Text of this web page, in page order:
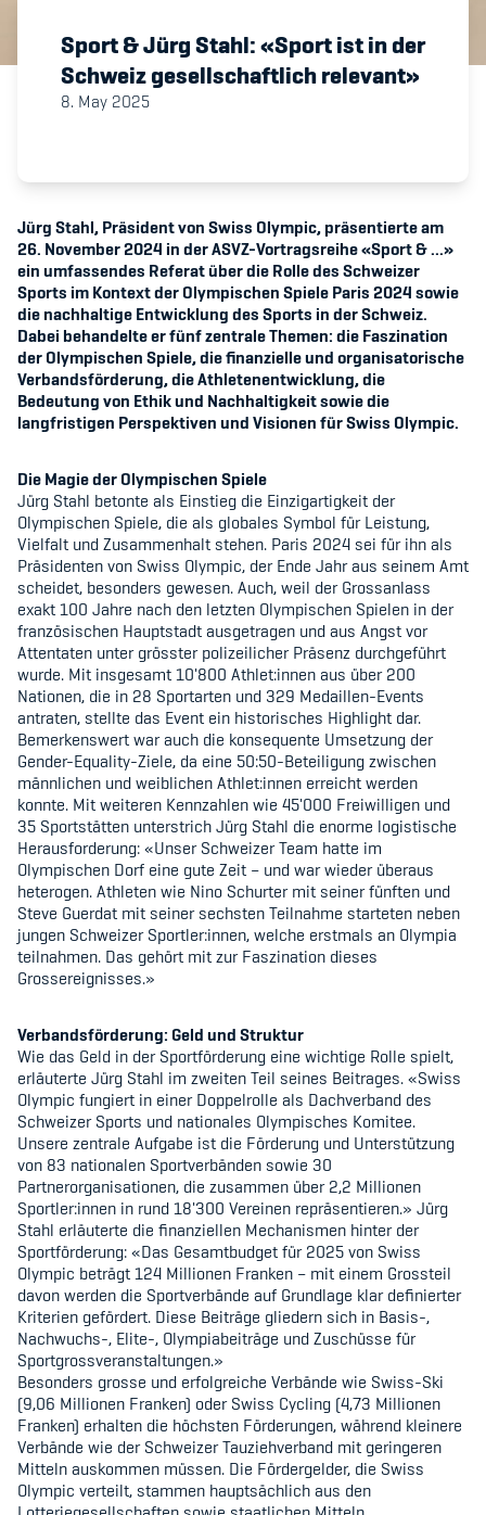
Member's Manual / FAQ
Academy
Blog
Diversität & Inklusion
Kinderbetreuung
Krankenversicherung
Schwangerschaft & Sport
Spitzensport & Studium
Organisation
Team
Offene Stellen
Mitgliedervereine
Sponsoren und Partner
Netzwerk
Sport & Jürg Stahl: «Sport ist in der
Schweiz gesellschaftlich relevant»
8. May 2025
Jürg Stahl, Präsident von Swiss Olympic, präsentierte am
26. November 2024 in der ASVZ-Vortragsreihe «Sport & ...»
ein umfassendes Referat über die Rolle des Schweizer
Sports im Kontext der Olympischen Spiele Paris 2024 sowie
die nachhaltige Entwicklung des Sports in der Schweiz.
Dabei behandelte er fünf zentrale Themen: die Faszination
der Olympischen Spiele, die finanzielle und organisatorische
Verbandsförderung, die Athletenentwicklung, die
Bedeutung von Ethik und Nachhaltigkeit sowie die
langfristigen Perspektiven und Visionen für Swiss Olympic.
Die Magie der Olympischen Spiele
Jürg Stahl betonte als Einstieg die Einzigartigkeit der
Olympischen Spiele, die als globales Symbol für Leistung,
Vielfalt und Zusammenhalt stehen. Paris 2024 sei für ihn als
Präsidenten von Swiss Olympic, der Ende Jahr aus seinem Amt
scheidet, besonders gewesen. Auch, weil der Grossanlass
exakt 100 Jahre nach den letzten Olympischen Spielen in der
französischen Hauptstadt ausgetragen und aus Angst vor
Attentaten unter grösster polizeilicher Präsenz durchgeführt
wurde. Mit insgesamt 10'800 Athlet:innen aus über 200
Nationen, die in 28 Sportarten und 329 Medaillen-Events
antraten, stellte das Event ein historisches Highlight dar.
Bemerkenswert war auch die konsequente Umsetzung der
Gender-Equality-Ziele, da eine 50:50-Beteiligung zwischen
männlichen und weiblichen Athlet:innen erreicht werden
konnte. Mit weiteren Kennzahlen wie 45'000 Freiwilligen und
35 Sportstätten unterstrich Jürg Stahl die enorme logistische
Herausforderung: «Unser Schweizer Team hatte im
Olympischen Dorf eine gute Zeit – und war wieder überaus
heterogen. Athleten wie Nino Schurter mit seiner fünften und
Steve Guerdat mit seiner sechsten Teilnahme starteten neben
jungen Schweizer Sportler:innen, welche erstmals an Olympia
teilnahmen. Das gehört mit zur Faszination dieses
Grossereignisses.»
Verbandsförderung: Geld und Struktur
Wie das Geld in der Sportförderung eine wichtige Rolle spielt,
erläuterte Jürg Stahl im zweiten Teil seines Beitrages. «Swiss
Olympic fungiert in einer Doppelrolle als Dachverband des
Schweizer Sports und nationales Olympisches Komitee.
Unsere zentrale Aufgabe ist die Förderung und Unterstützung
von 83 nationalen Sportverbänden sowie 30
Partnerorganisationen, die zusammen über 2,2 Millionen
Sportler:innen in rund 18'300 Vereinen repräsentieren.» Jürg
Stahl erläuterte die finanziellen Mechanismen hinter der
Sportförderung: «Das Gesamtbudget für 2025 von Swiss
Olympic beträgt 124 Millionen Franken – mit einem Grossteil
davon werden die Sportverbände auf Grundlage klar definierter
Kriterien gefördert. Diese Beiträge gliedern sich in Basis-,
Nachwuchs-, Elite-, Olympiabeiträge und Zuschüsse für
Sportgrossveranstaltungen.»
Besonders grosse und erfolgreiche Verbände wie Swiss-Ski
(9,06 Millionen Franken) oder Swiss Cycling (4,73 Millionen
Franken) erhalten die höchsten Förderungen, während kleinere
Verbände wie der Schweizer Tauziehverband mit geringeren
Mitteln auskommen müssen. Die Fördergelder, die Swiss
Olympic verteilt, stammen hauptsächlich aus den